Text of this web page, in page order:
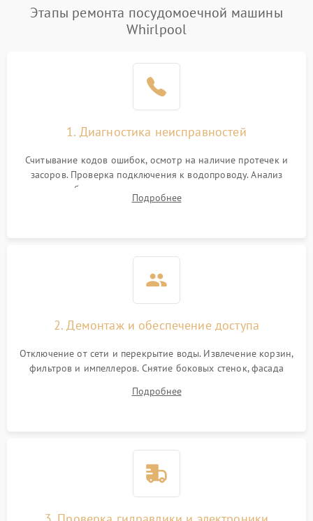
Проблемы с набором
воды
1800 ₽ Подробнее →
1700 ₽
циркуляционным насосом
2100 ₽ Подробнее →
Этапы ремонта посудомоечной машины
Whirlpool
1. Диагностика неисправностей
Считывание кодов ошибок, осмотр на наличие протечек и
засоров. Проверка подключения к водопроводу. Анализ
жалоб на отсутствие слива, нагрева, вращения
разбрызгивателей или срабатывание системы защиты
Подробнее
2. Демонтаж и обеспечение доступа
Отключение от сети и перекрытие воды. Извлечение корзин,
фильтров и импеллеров. Снятие боковых стенок, фасада
циркуляционному насосу, ТЭНу и сливной помпе.
Подробнее